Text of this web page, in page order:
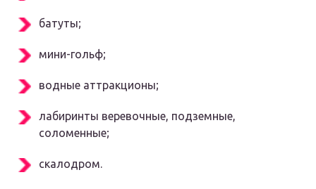
батуты;
мини-гольф;
водные аттракционы;
лабиринты веревочные, подземные,
соломенные;
скалодром.